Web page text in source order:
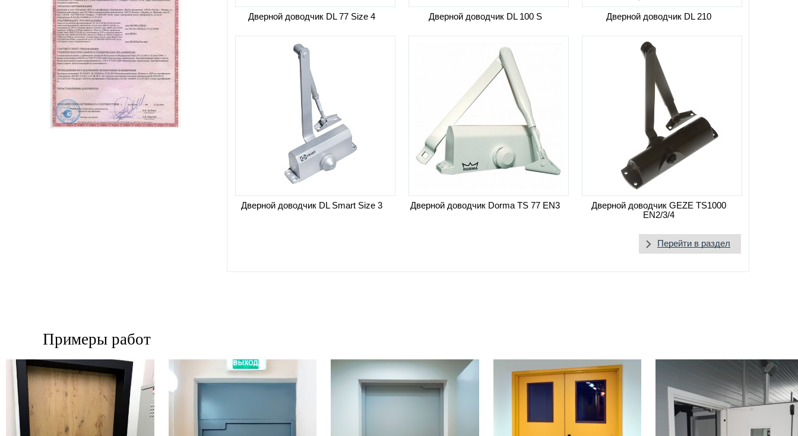
Дверной доводчик DL 77 Size 4 Дверной доводчик DL 100 S Дверной доводчик DL 210
Дверной доводчик DL Smart Size 3 Дверной доводчик Dorma TS 77 EN3
Дверной доводчик GEZE TS1000
EN2/3/4
Перейти в раздел
Примеры работ